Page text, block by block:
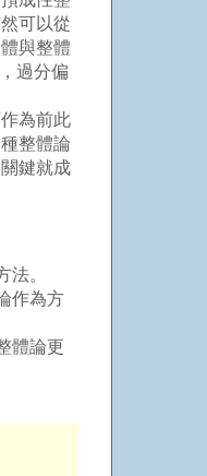
可以從
與整體
過分偏
為前此
整體論
鍵就成
。
作為方
體論更